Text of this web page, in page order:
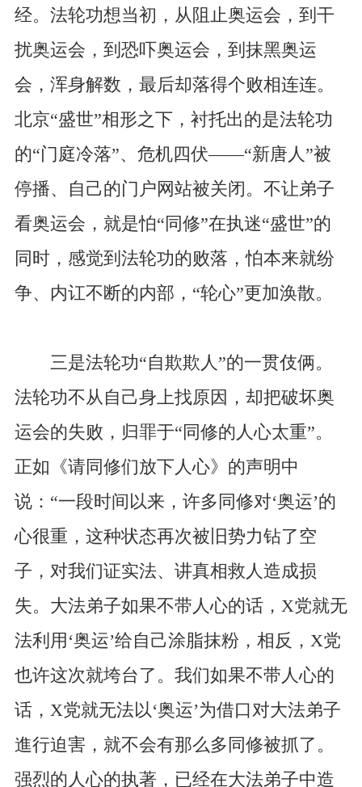
经。法轮功想当初，从阻止奥运会，到干
扰奥运会，到恐吓奥运会，到抹黑奥运
会，浑身解数，最后却落得个败相连连。
北京“盛世”相形之下，衬托出的是法轮功
的“门庭冷落”、危机四伏——“新唐人”被
停播、自己的门户网站被关闭。不让弟子
看奥运会，就是怕“同修”在执迷“盛世”的
同时，感觉到法轮功的败落，怕本来就纷
争、内讧不断的内部，“轮心”更加涣散。
三是法轮功“自欺欺人”的一贯伎俩。
法轮功不从自己身上找原因，却把破坏奥
运会的失败，归罪于“同修的人心太重”。
正如《请同修们放下人心》的声明中
说：“一段时间以来，许多同修对‘奥运’的
心很重，这种状态再次被旧势力钻了空
子，对我们证实法、讲真相救人造成损
失。大法弟子如果不带人心的话，X党就无
法利用‘奥运’给自己涂脂抹粉，相反，X党
也许这次就垮台了。我们如果不带人心的
话，X党就无法以‘奥运’为借口对大法弟子
進行迫害，就不会有那么多同修被抓了。
强烈的人心的执著，已经在大法弟子中造